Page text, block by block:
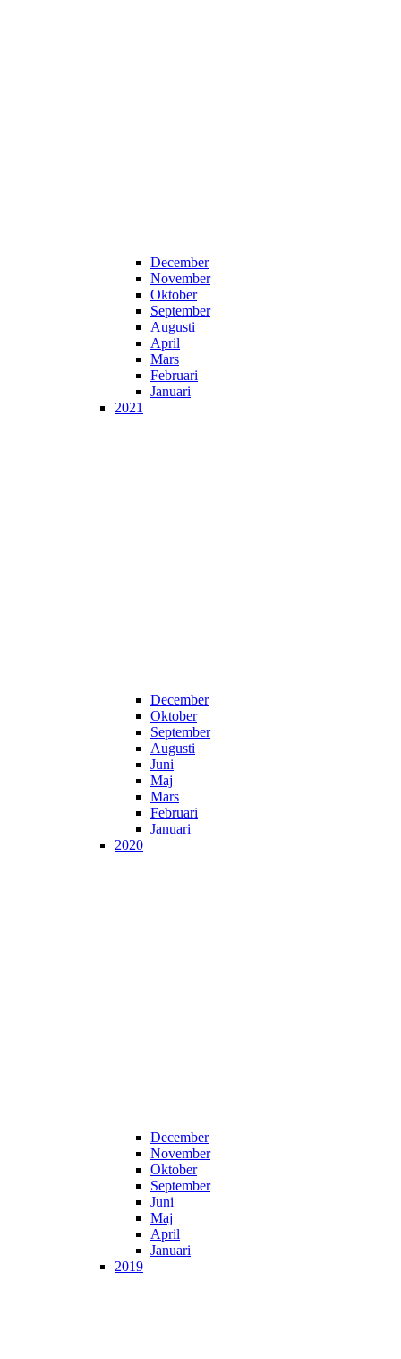
December
November
Oktober
September
Augusti
April
Mars
Februari
Januari
2021
December
Oktober
September
Augusti
Juni
Maj
Mars
Februari
Januari
2020
December
November
Oktober
September
Juni
Maj
April
Januari
2019